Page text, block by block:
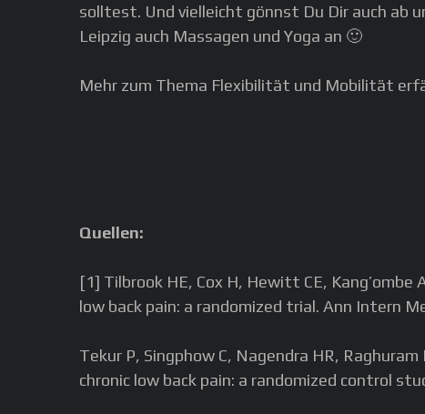
solltest. Und vielleicht gönnst Du Dir auch ab
Leipzig auch Massagen und Yoga an 🙂
Mehr zum Thema Flexibilität und Mobilität
Quellen:
[1] Tilbrook HE, Cox H, Hewitt CE, Kang’ombe
low back pain: a randomized trial. Ann Intern
Tekur P, Singphow C, Nagendra HR,
chronic low back pain: a randomized control